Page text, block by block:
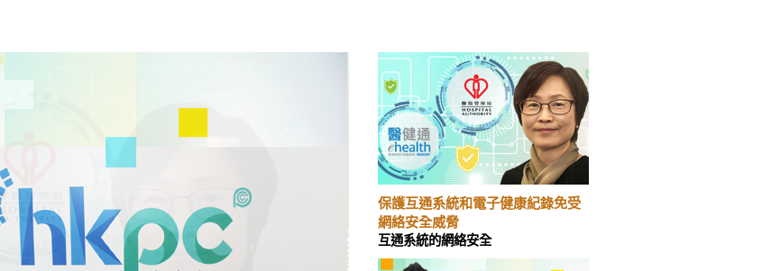
保護互通系統和電子健康紀錄免受
網絡安全威脅
互通系統的網絡安全